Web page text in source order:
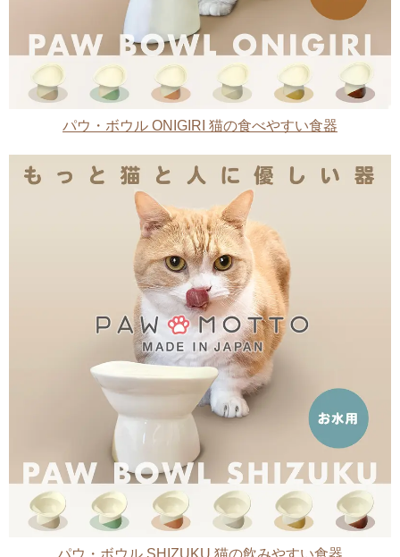
パウ・ボウル ONIGIRI 猫の食べやすい食器
パウ・ボウル SHIZUKU 猫の飲みやすい食器